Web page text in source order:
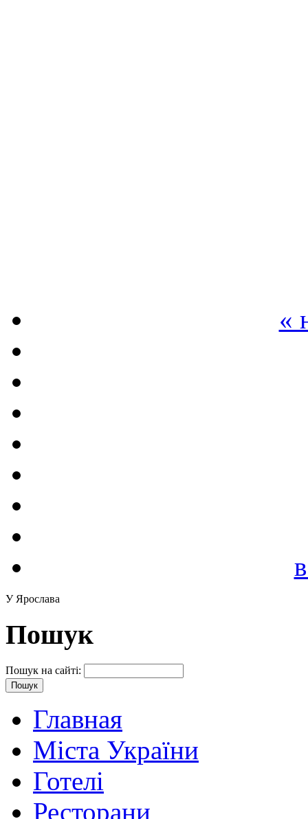
«
У Ярослава
Пошук
Пошук на сайті:
Главная
Міста України
Готелі
Ресторани